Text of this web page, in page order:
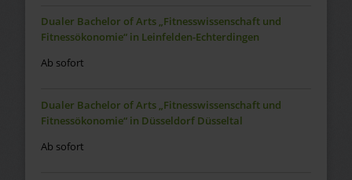
Dualer Bachelor of Arts „Fitnesswissenschaft und
Fitnessökonomie“ in Leinfelden-Echterdingen
Ab sofort
Dualer Bachelor of Arts „Fitnesswissenschaft und
Fitnessökonomie“ in Düsseldorf Düsseltal
Ab sofort